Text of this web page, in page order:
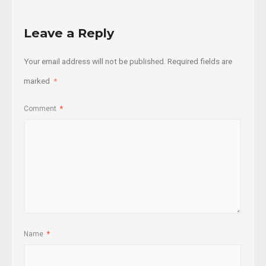
Leave a Reply
Your email address will not be published. Required fields are
marked *
Comment *
Name *